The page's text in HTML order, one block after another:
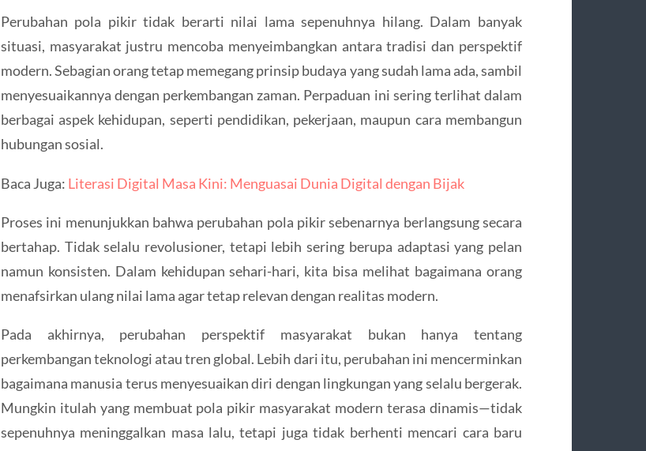
Perubahan pola pikir tidak berarti nilai lama sepenuhnya hilang. Dalam banyak
situasi, masyarakat justru mencoba menyeimbangkan antara tradisi dan perspektif
modern. Sebagian orang tetap memegang prinsip budaya yang sudah lama ada, sambil
menyesuaikannya dengan perkembangan zaman. Perpaduan ini sering terlihat dalam
berbagai aspek kehidupan, seperti pendidikan, pekerjaan, maupun cara membangun
hubungan sosial.
Baca Juga: Literasi Digital Masa Kini: Menguasai Dunia Digital dengan Bijak
Proses ini menunjukkan bahwa perubahan pola pikir sebenarnya berlangsung secara
bertahap. Tidak selalu revolusioner, tetapi lebih sering berupa adaptasi yang pelan
namun konsisten. Dalam kehidupan sehari-hari, kita bisa melihat bagaimana orang
menafsirkan ulang nilai lama agar tetap relevan dengan realitas modern.
Pada akhirnya, perubahan perspektif masyarakat bukan hanya tentang
perkembangan teknologi atau tren global. Lebih dari itu, perubahan ini mencerminkan
bagaimana manusia terus menyesuaikan diri dengan lingkungan yang selalu bergerak.
Mungkin itulah yang membuat pola pikir masyarakat modern terasa dinamis—tidak
sepenuhnya meninggalkan masa lalu, tetapi juga tidak berhenti mencari cara baru